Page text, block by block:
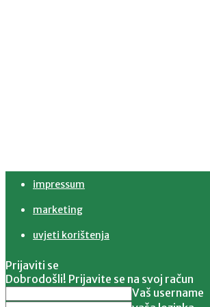
impressum
marketing
uvjeti korištenja
Prijaviti se
Dobrodošli! Prijavite se na svoj račun
Vaš username